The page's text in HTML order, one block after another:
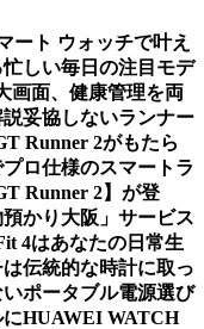
ート ウォッチで叶え
しい毎日の注目モデ
画面、健康管理を両
説妥協しないランナー
Runner 2がもたら
ロ仕様のスマートラ
Runner 2】が登
かり大阪」サービス
4はあなたの日常生
伝統的な時計に取っ
ポータブル電源選び
HUAWEI WATCH